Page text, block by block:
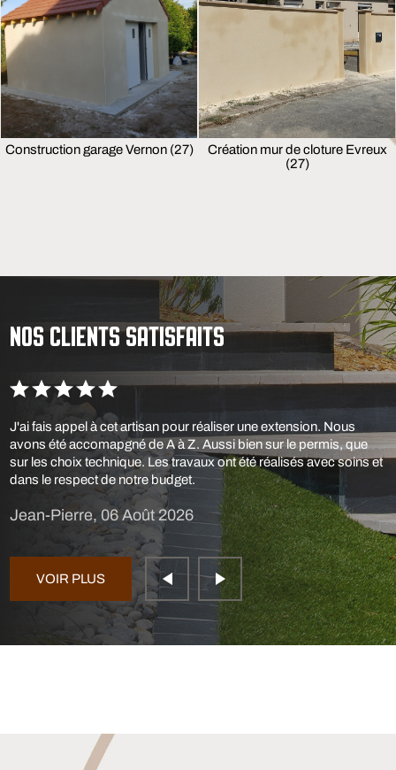
Construction garage Vernon (27)
Création mur de cloture Evreux
(27)
NOS CLIENTS SATISFAITS
J'ai fais appel à cet artisan pour réaliser une extension. Nous
avons été accomapgné de A à Z. Aussi bien sur le permis, que
sur les choix technique. Les travaux ont été réalisés avec soins et
dans le respect de notre budget.
Jean-Pierre, 06 Août 2026
VOIR PLUS